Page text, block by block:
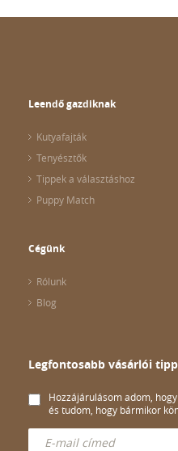
Leendő gazdiknak
Kutyafajták
Tenyésztők
Tippek a választáshoz
Puppy Match
Cégünk
Rólunk
Blog
Legfontosabb vásárlói
Hozzájárulásom adom,
és tudom, hogy bármikor